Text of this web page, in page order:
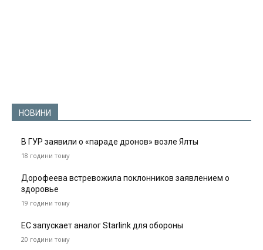
НОВИНИ
В ГУР заявили о «параде дронов» возле Ялты
18 години тому
Дорофеева встревожила поклонников заявлением о
здоровье
19 години тому
ЕС запускает аналог Starlink для обороны
20 години тому